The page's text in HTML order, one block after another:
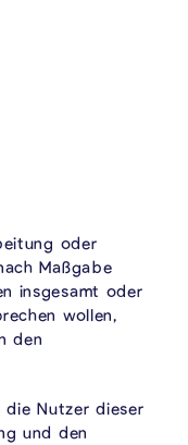
oder
Maßgabe
insgesamt oder
wollen,
den
die Nutzer dieser
und den